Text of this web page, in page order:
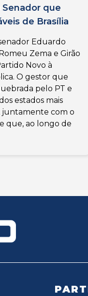
Senador que
de Brasília
Eduardo
Zema e Girão
Novo à
O gestor que
pelo PT e
estados mais
juntamente com o
que, ao longo de